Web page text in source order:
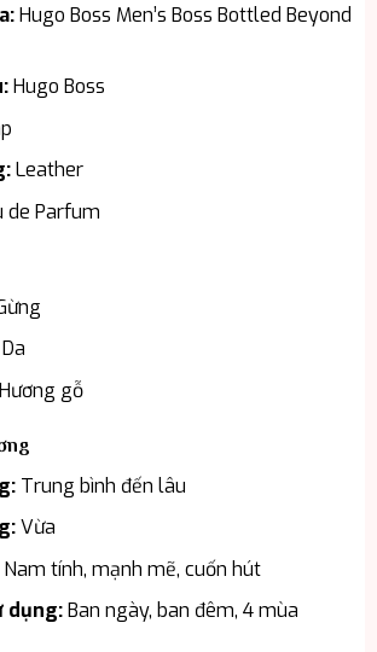
Hugo Boss Men’s Boss Bottled Beyond
Hugo Boss
Leather
de Parfum
gỗ
Trung bình đến lâu
Vừa
tính, mạnh mẽ, cuốn hút
dụng:Ban ngày, ban đêm, 4 mùa